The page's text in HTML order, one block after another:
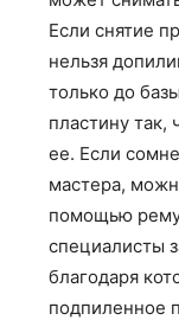
Если снятие
нельзя
только до
пластину
ее. Если
мастера,
помощью
специалисты
благодаря
подпиленное